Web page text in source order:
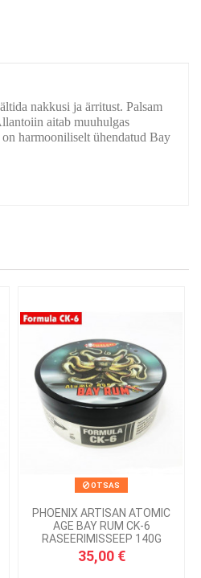
nakkusi ja ärritust. Palsam
aitab muuhulgas
harmooniliselt ühendatud Bay
OTSAS
PHOENIX ARTISAN ATOMIC
AGE BAY RUM CK-6
RASEERIMISSEEP 140G
35,00 €